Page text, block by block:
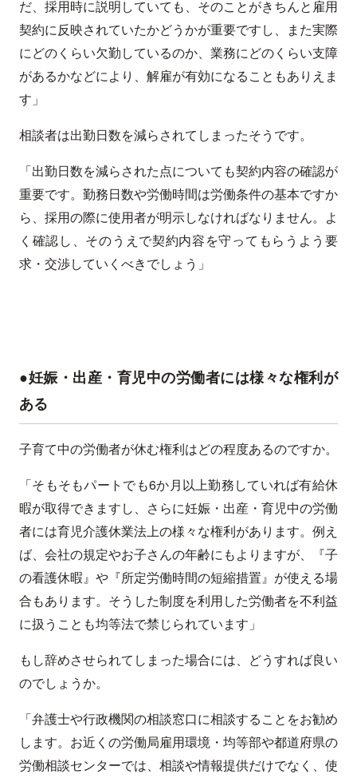
だ、採用時に説明していても、そのことがきちんと雇用
契約に反映されていたかどうかが重要ですし、また実際
にどのくらい欠勤しているのか、業務にどのくらい支障
があるかなどにより、解雇が有効になることもありえま
す」
相談者は出勤日数を減らされてしまったそうです。
「出勤日数を減らされた点についても契約内容の確認が
重要です。勤務日数や労働時間は労働条件の基本ですか
ら、採用の際に使用者が明示しなければなりません。よ
く確認し、そのうえで契約内容を守ってもらうよう要
求・交渉していくべきでしょう」
●妊娠・出産・育児中の労働者には様々な権利が
ある
子育て中の労働者が休む権利はどの程度あるのですか。
「そもそもパートでも6か月以上勤務していれば有給休
暇が取得できますし、さらに妊娠・出産・育児中の労働
者には育児介護休業法上の様々な権利があります。例え
ば、会社の規定やお子さんの年齢にもよりますが、『子
の看護休暇』や『所定労働時間の短縮措置』が使える場
合もあります。そうした制度を利用した労働者を不利益
に扱うことも均等法で禁じられています」
もし辞めさせられてしまった場合には、どうすれば良い
のでしょうか。
「弁護士や行政機関の相談窓口に相談することをお勧め
します。お近くの労働局雇用環境・均等部や都道府県の
労働相談センターでは、相談や情報提供だけでなく、使